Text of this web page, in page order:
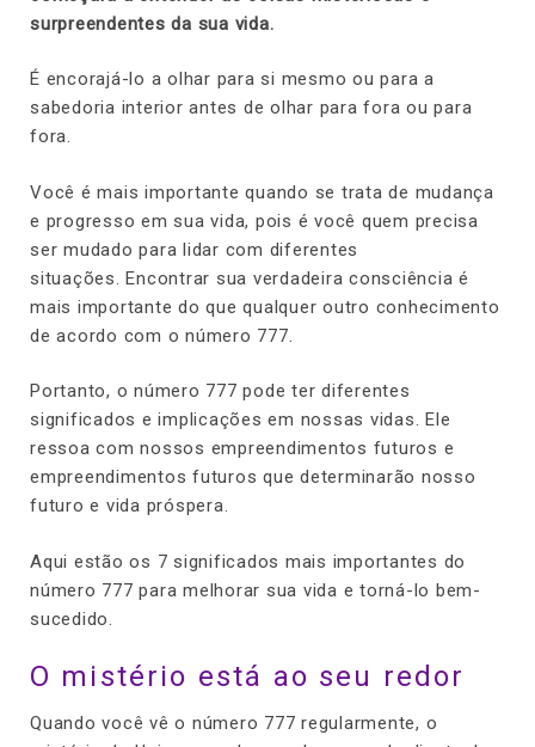
surpreendentes da sua vida.
É encorajá-lo a olhar para si mesmo ou para a
sabedoria interior antes de olhar para fora ou para
fora.
Você é mais importante quando se trata de mudança
e progresso em sua vida, pois é você quem precisa
ser mudado para lidar com diferentes
situações. Encontrar sua verdadeira consciência é
mais importante do que qualquer outro conhecimento
de acordo com o número 777.
Portanto, o número 777 pode ter diferentes
significados e implicações em nossas vidas. Ele
ressoa com nossos empreendimentos futuros e
empreendimentos futuros que determinarão nosso
futuro e vida próspera.
Aqui estão os 7 significados mais importantes do
número 777 para melhorar sua vida e torná-lo bem-
sucedido.
O mistério está ao seu redor
Quando você vê o número 777 regularmente, o